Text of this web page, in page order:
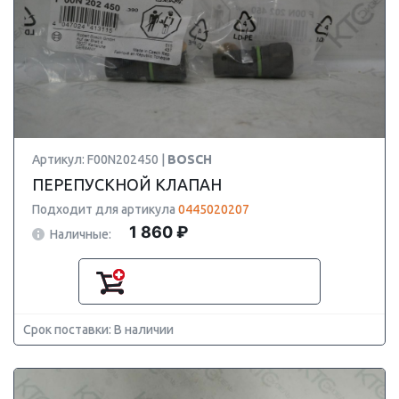
Артикул: F00N202450 | BOSCH
ПЕРЕПУСКНОЙ КЛАПАН
Подходит для артикула 0445020207
Наличные:
1 860 ₽
Срок поставки: В наличии